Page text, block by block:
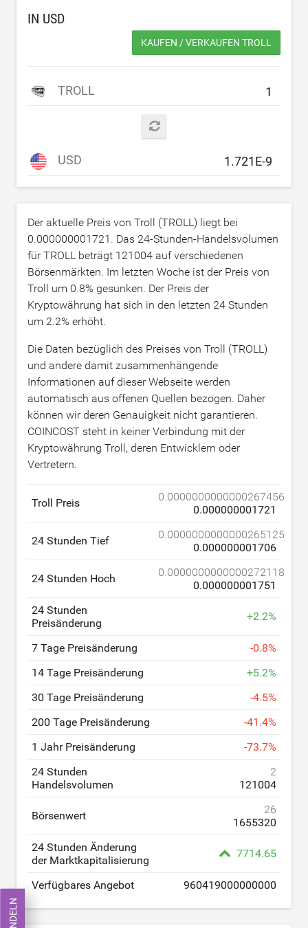
IN USD
KAUFEN / VERKAUFEN TROLL
TROLL
USD
Der aktuelle Preis von Troll (TROLL) liegt bei
0.000000001721 . Das 24-Stunden-Handelsvolumen
für TROLL beträgt 121004 auf verschiedenen
Börsenmärkten. Im letzten Woche ist der Preis von
Troll um 0.8% gesunken. Der Preis der
Kryptowährung hat sich in den letzten 24 Stunden
um 2.2% erhöht.
Die Daten bezüglich des Preises von Troll (TROLL)
und andere damit zusammenhängende
Informationen auf dieser Webseite werden
automatisch aus offenen Quellen bezogen. Daher
können wir deren Genauigkeit nicht garantieren.
COINCOST steht in keiner Verbindung mit der
Kryptowährung Troll, deren Entwicklern oder
Vertretern.
Troll Preis
0.0000000000000267456
0.000000001721
24 Stunden Tief
0.0000000000000265125
0.000000001706
24 Stunden Hoch
0.0000000000000272118
0.000000001751
24 Stunden
Preisänderung
+2.2%
7 Tage Preisänderung -0.8%
14 Tage Preisänderung
+5.2%
30 Tage Preisänderung
-4.5%
200 Tage Preisänderung
-41.4%
1 Jahr Preisänderung
-73.7%
24 Stunden
Handelsvolumen
2
121004
Börsenwert
26
1655320
24 Stunden Änderung
der Marktkapitalisierung
7714.65
Verfügbares Angebot 960419000000000